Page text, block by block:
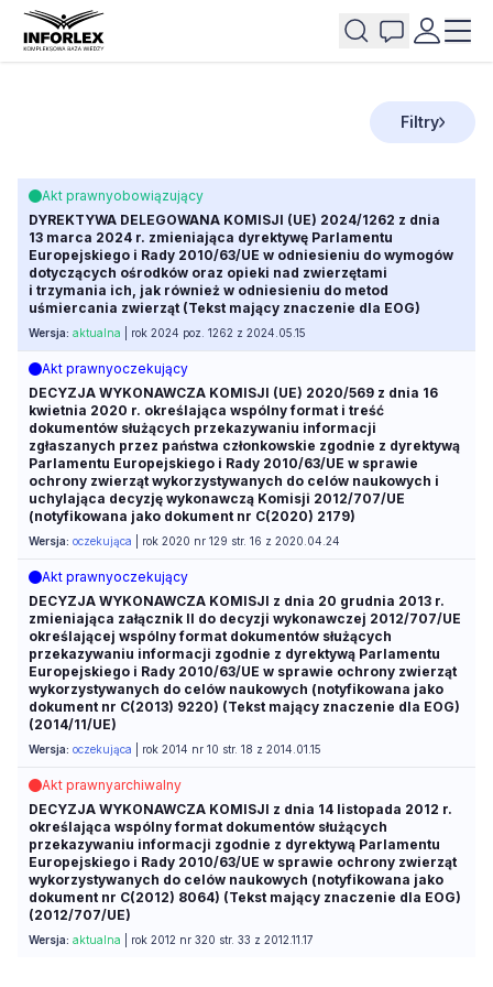
Filtry
Akt prawnyobowiązujący
DYREKTYWA DELEGOWANA KOMISJI (UE) 2024/1262 z dnia
13 marca 2024 r. zmieniająca dyrektywę Parlamentu
Europejskiego i Rady 2010/63/UE w odniesieniu do wymogów
dotyczących ośrodków oraz opieki nad zwierzętami
i trzymania ich, jak również w odniesieniu do metod
uśmiercania zwierząt (Tekst mający znaczenie dla EOG)
Wersja: aktualna | rok 2024 poz. 1262 z 2024.05.15
Akt prawnyoczekujący
DECYZJA WYKONAWCZA KOMISJI (UE) 2020/569 z dnia 16
kwietnia 2020 r. określająca wspólny format i treść
dokumentów służących przekazywaniu informacji
zgłaszanych przez państwa członkowskie zgodnie z dyrektywą
Parlamentu Europejskiego i Rady 2010/63/UE w sprawie
ochrony zwierząt wykorzystywanych do celów naukowych i
uchylająca decyzję wykonawczą Komisji 2012/707/UE
(notyfikowana jako dokument nr C(2020) 2179)
Wersja: oczekująca | rok 2020 nr 129 str. 16 z 2020.04.24
Akt prawnyoczekujący
DECYZJA WYKONAWCZA KOMISJI z dnia 20 grudnia 2013 r.
zmieniająca załącznik II do decyzji wykonawczej 2012/707/UE
określającej wspólny format dokumentów służących
przekazywaniu informacji zgodnie z dyrektywą Parlamentu
Europejskiego i Rady 2010/63/UE w sprawie ochrony zwierząt
wykorzystywanych do celów naukowych (notyfikowana jako
dokument nr C(2013) 9220) (Tekst mający znaczenie dla EOG)
(2014/11/UE)
Wersja: oczekująca | rok 2014 nr 10 str. 18 z 2014.01.15
Akt prawnyarchiwalny
DECYZJA WYKONAWCZA KOMISJI z dnia 14 listopada 2012 r.
określająca wspólny format dokumentów służących
przekazywaniu informacji zgodnie z dyrektywą Parlamentu
Europejskiego i Rady 2010/63/UE w sprawie ochrony zwierząt
wykorzystywanych do celów naukowych (notyfikowana jako
dokument nr C(2012) 8064) (Tekst mający znaczenie dla EOG)
(2012/707/UE)
Wersja: aktualna | rok 2012 nr 320 str. 33 z 2012.11.17